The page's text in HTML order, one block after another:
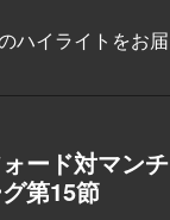
ハイライトをお届
ード対マンチ
第15節